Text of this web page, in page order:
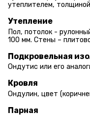
утеплителем,
Утепление
Пол, потолок -
100 мм. Стены –
Подкровельная
Ондутис или его
Кровля
Ондулин, цвет
Парная